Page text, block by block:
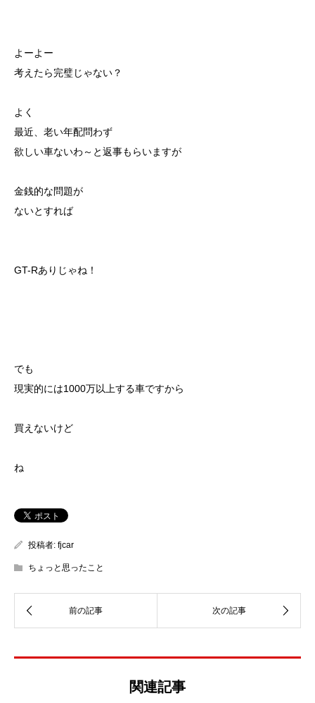
よーよー
考えたら完璧じゃない？
よく
最近、老い年配問わず
欲しい車ないわ～と返事もらいますが
金銭的な問題が
ないとすれば
GT-Rありじゃね！
でも
現実的には1000万以上する車ですから
買えないけど
ね
投稿者: fjcar
ちょっと思ったこと
関連記事